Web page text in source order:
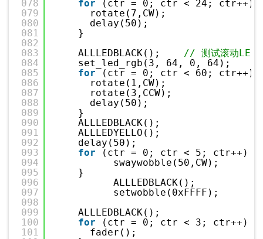
078
079
080
081
082
083
084
085
086
087
088
089
090
091
092
093
094
095
096
097
098
099
100
101
for
(ctr = 0; ctr < 24; ctr++)
rotate(7,CW);
delay(50);
}
ALLLEDBLACK(); // 测试滚动LED
set_led_rgb(3, 64, 0, 64);
for
(ctr = 0; ctr < 60; ctr++)
rotate(1,CW);
rotate(3,CCW);
delay(50);
}
ALLLEDBLACK();
ALLLEDYELLO();
delay(50);
for
(ctr = 0; ctr < 5; ctr++)
swaywobble(50,CW);
}
ALLLEDBLACK();
setwobble(0xFFFF);
ALLLEDBLACK();
for
(ctr = 0; ctr < 3; ctr++)
fader();